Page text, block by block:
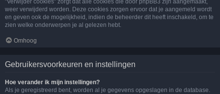
"Verwijder cookies" zorgt dat alle cookies die door phpBB3 zijn aangemaakt,
weer verwijderd worden. Deze cookies zorgen ervoor dat je aangemeld wordt
en geven ook de mogelijkheid, indien de beheerder dit heeft inschakeld, om te
zien welke onderwerpen je al gelezen hebt.
Omhoog
Gebruikersvoorkeuren en instellingen
Hoe verander ik mijn instellingen?
Als je geregistreerd bent, worden al je gegevens opgeslagen in de database.